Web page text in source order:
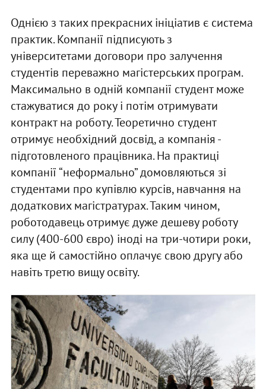
Однією з таких прекрасних ініціатив є система
практик. Компанії підписують з
університетами договори про залучення
студентів переважно магістерських програм.
Максимально в одній компанії студент може
стажуватися до року і потім отримувати
контракт на роботу. Теоретично студент
отримує необхідний досвід, а компанія -
підготовленого працівника. На практиці
компанії “неформально” домовляються зі
студентами про купівлю курсів, навчання на
додаткових магістратурах. Таким чином,
роботодавець отримує дуже дешеву роботу
силу (400-600 євро) іноді на три-чотири роки,
яка ще й самостійно оплачує свою другу або
навіть третю вищу освіту.